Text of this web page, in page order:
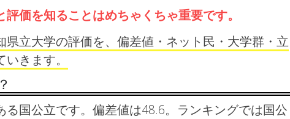
価を知ることはめちゃくちゃ重要です。
県立大学の評価を、偏差値・ネット民・大学群・立
きます。
る国公立です。偏差値は48.6。ランキングでは国公